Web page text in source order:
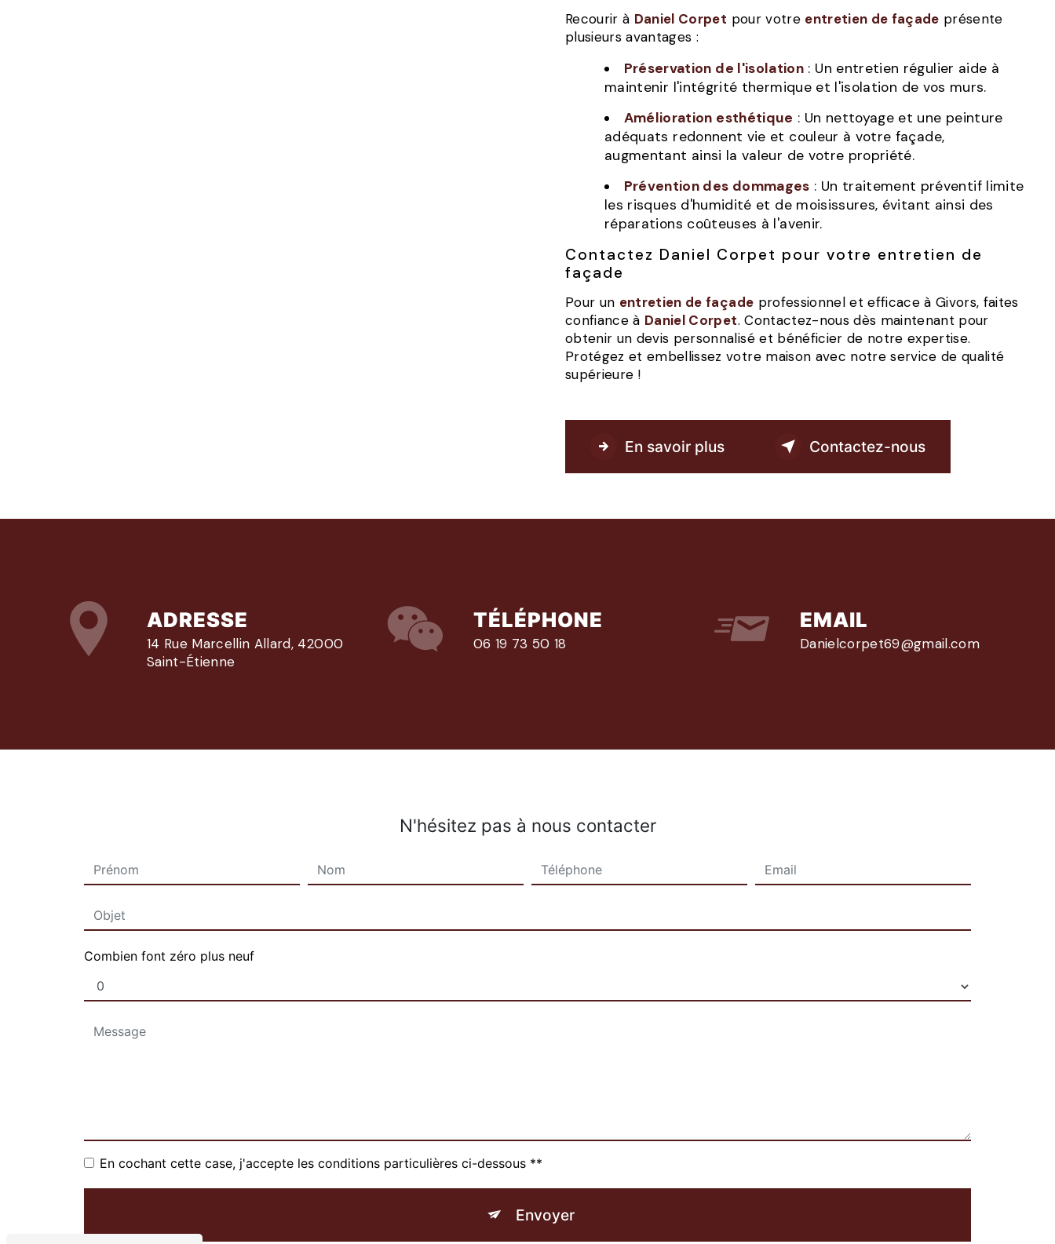
Recourir à Daniel Corpet pour votre entretien de façade présente
plusieurs avantages :
Préservation de l'isolation : Un entretien régulier aide à
maintenir l'intégrité thermique et l'isolation de vos murs.
Amélioration esthétique : Un nettoyage et une peinture
adéquats redonnent vie et couleur à votre façade,
augmentant ainsi la valeur de votre propriété.
Prévention des dommages : Un traitement préventif limite
les risques d'humidité et de moisissures, évitant ainsi des
réparations coûteuses à l'avenir.
Contactez Daniel Corpet pour votre entretien de
façade
Pour un entretien de façade professionnel et efficace à Givors, faites
confiance à Daniel Corpet. Contactez-nous dès maintenant pour
obtenir un devis personnalisé et bénéficier de notre expertise.
Protégez et embellissez votre maison avec notre service de qualité
supérieure !
En savoir plus Contactez-nous
ADRESSE
14 Rue Marcellin Allard, 42000
Saint-Étienne
TÉLÉPHONE
06 19 73 50 18
EMAIL
danielcorpet69@gmail.com
N'hésitez pas à nous contacter
Combien font zéro plus neuf
En cochant cette case, j'accepte les conditions particulières ci-dessous **
Envoyer